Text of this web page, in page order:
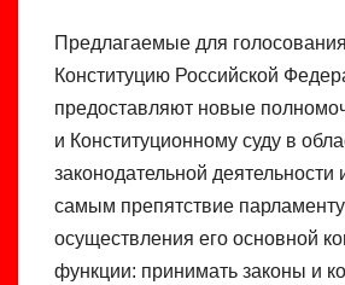
Предлагаемые для
Конституцию Российской
предоставляют новые
и Конституционному суду в
законодательной деятельности
самым препятствие
осуществления его основной
функции: принимать законы и